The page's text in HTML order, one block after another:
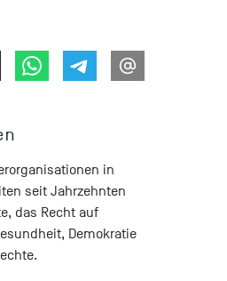
in
seit Jahrzehnten
das Recht auf
Demokratie